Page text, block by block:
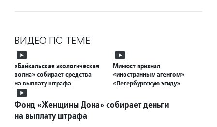
ВИДЕО ПО ТЕМЕ
«Байкальская экологическая
волна» собирает средства
на выплату штрафа
Минюст признал
«иностранным агентом»
«Петербургскую эгиду»
Фонд «Женщины Дона» собирает деньги
на выплату штрафа